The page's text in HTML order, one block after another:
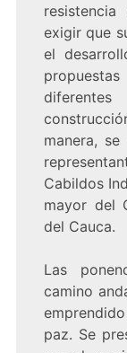
exigir que
el
manera,
Cabildos
mayor del
del Cauca.
Las
camino
paz. Se